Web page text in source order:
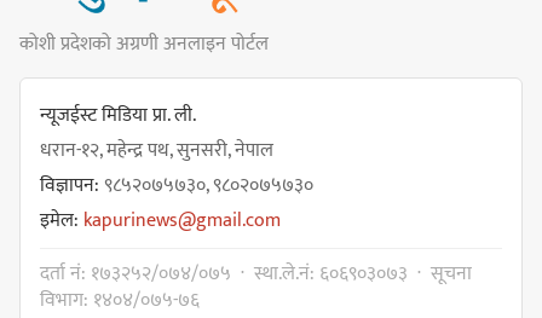
नयाँ सेउती पूल नजिक दुर्घटनाको
जोखिमको ट्राफिक सचेतना गराउँदै
सिलाम साक्मा
किराँती खम्बुका सन्तानहरू :
स्वपहिचानविहीन राई बन्ने कि
स्वपहिचानसहित 'राउटे !'
कोशी प्रदेशको अग्रणी अनलाइन पोर्टल
न्यूजईस्ट मिडिया प्रा. ली.
धरान-१२, महेन्द्र पथ, सुनसरी, नेपाल
विज्ञापन:९८५२०७५७३०, ९८०२०७५७३०
इमेल: kapurinews@gmail.com
दर्ता नं: १७३२५२/०७४/०७५ · स्था.ले.नं: ६०६९०३०७३ · सूचना
विभाग: १४०४/०७५-७६